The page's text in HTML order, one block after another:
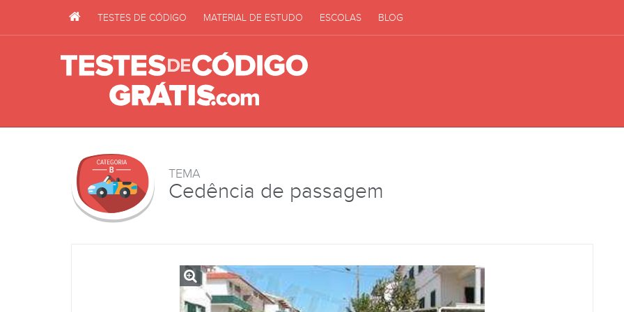
TESTES DE CÓDIGO MATERIAL DE ESTUDO ESCOLAS BLOG
TEMA
Cedência de passagem